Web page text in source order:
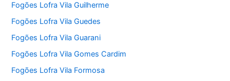
Fogões Lofra Vila Guilherme
Fogões Lofra Vila Guedes
Fogões Lofra Vila Guarani
Fogões Lofra Vila Gomes Cardim
Fogões Lofra Vila Formosa